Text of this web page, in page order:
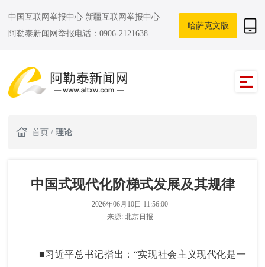
中国互联网举报中心 新疆互联网举报中心
阿勒泰新闻网举报电话：0906-2121638
哈萨克文版
首页 / 理论
中国式现代化阶梯式发展及其规律
2026年06月10日 11:56:00
来源: 北京日报
■习近平总书记指出：“实现社会主义现代化是一